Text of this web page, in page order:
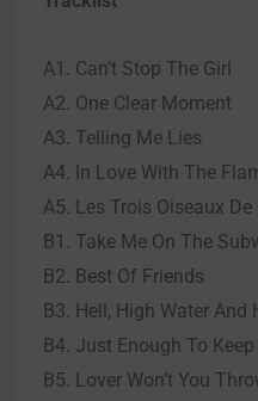
A1. Can’t Stop The Girl
A2. One Clear Moment
A3. Telling Me Lies
A4. In Love With The
A5. Les Trois Oiseaux De
B1. Take Me On The
B2. Best Of Friends
B3. Hell, High Water And
B4. Just Enough To
B5. Lover Won’t You